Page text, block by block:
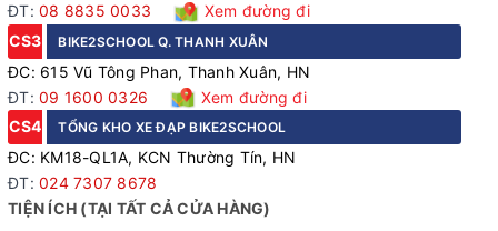
Ghi đông hợp kim nhôm thiết kế thể thao điều khiển dễ
dàng và thoải mái. Pô tăng hợp kim nhôm chắc chắn và
bền bỉ, đảm bảo an toàn khi bạn cần thay đổi hướng đột
ngột. Yên xe thiết kế thể thao, êm ái và thoải mái, giúp bạn
ĐT: 08 8835 0033
Xem đường đi
CS3
BIKE2SCHOOL Q. THANH XUÂN
ĐC: 615 Vũ Tông Phan, Thanh Xuân, HN
ĐT: 09 1600 0326
Xem đường đi
CS4
TỔNG KHO XE ĐẠP BIKE2SCHOOL
ĐC: KM18-QL1A, KCN Thường Tín, HN
ĐT: 024 7307 8678
TIỆN ÍCH (TẠI TẤT CẢ CỬA HÀNG)